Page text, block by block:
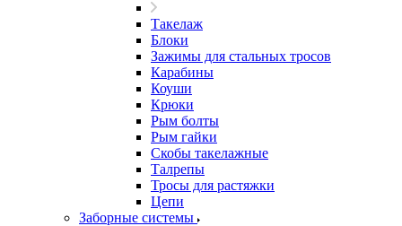
Такелаж
Блоки
Зажимы для стальных тросов
Карабины
Коуши
Крюки
Рым болты
Рым гайки
Скобы такелажные
Талрепы
Тросы для растяжки
Цепи
Заборные системы